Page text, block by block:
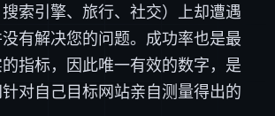
搜索引擎、旅行、社交）上却遭遇
有解决您的问题。成功率也是最
指标，因此唯一有效的数字，是
对自己目标网站亲自测量得出的